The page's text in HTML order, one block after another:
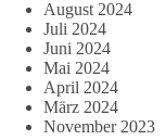
August 2024
Juli 2024
Juni 2024
Mai 2024
April 2024
März 2024
November 2023